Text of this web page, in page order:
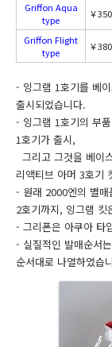
Griffon Aqua
type
￥
Griffon Flight
type
￥
- 잉그램 1호기를 베
출시되었습니다.
- 잉그램 1호기의 부
1호기가 출시,
그리고 그것을 베이
리액티브 아머 3호기
- 원래 2000엔의 별매
2호기까지, 잉그램 킷
- 그리폰은 아쿠아 타
- 실질적인 발매순서
순서대로 나열하였습